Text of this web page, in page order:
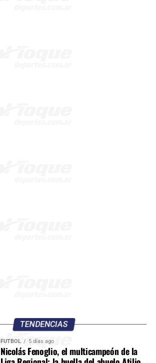
TENDENCIAS
FÚTBOL 5 días ago
Nicolás Fenoglio, el multicampeón de la